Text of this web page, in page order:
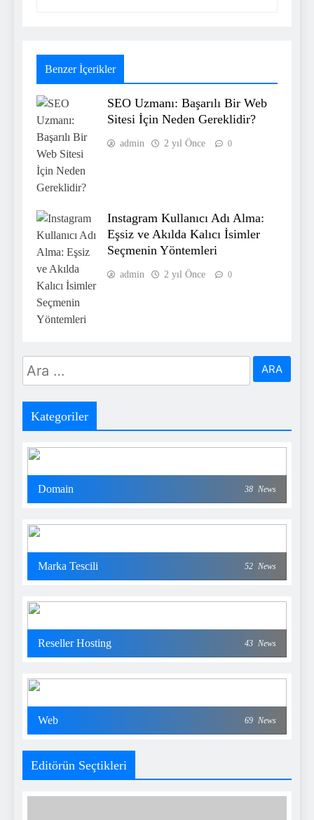
Benzer İçerikler
SEO Uzmanı: Başarılı Bir Web
Sitesi İçin Neden Gereklidir?
admin 2 yıl Önce 0
Instagram Kullanıcı Adı Alma:
Eşsiz ve Akılda Kalıcı İsimler
Seçmenin Yöntemleri
admin 2 yıl Önce 0
Arama:
Kategoriler
Domain 38 News
Marka Tescili 52 News
Reseller Hosting 43 News
Web 69 News
Editörün Seçtikleri